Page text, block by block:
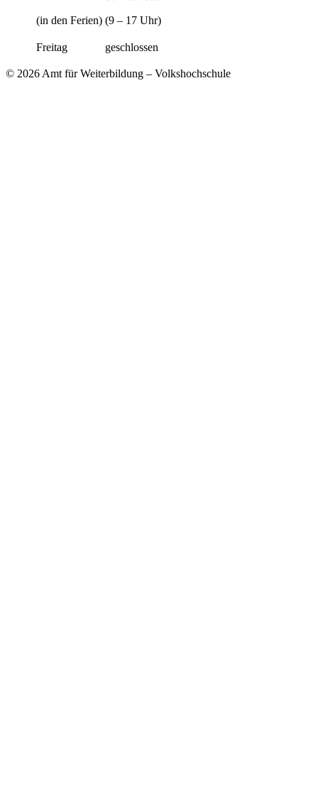
(in den Ferien) (9 – 17 Uhr)
Freitag geschlossen
© 2026 Amt für Weiterbildung – Volkshochschule